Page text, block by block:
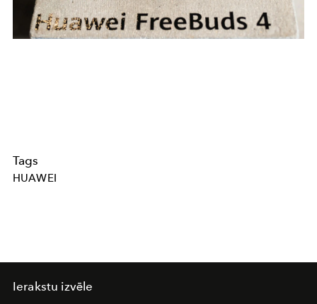
Tags
HUAWEI
Ierakstu izvēle